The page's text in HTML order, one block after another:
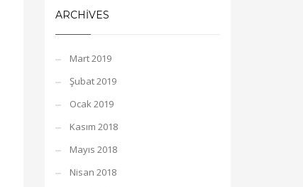
ARCHIVES
Mart 2019
Şubat 2019
Ocak 2019
Kasım 2018
Mayıs 2018
Nisan 2018